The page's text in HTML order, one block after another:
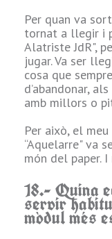
Per quan va
tornat a llegir i
Alatriste JdR",
jugar. Va ser
cosa que
d’abandonar,
amb millors o
Per això, el
“Aquelarre" va
món del paper. I
18.- Quina
servir
mòdul més